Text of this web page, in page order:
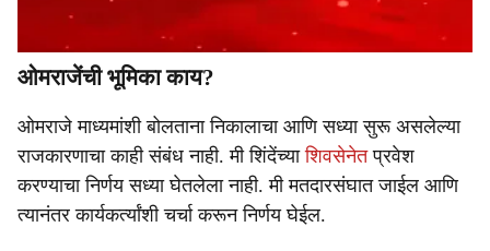
ओमराजेंची भूमिका काय?
ओमराजे माध्यमांशी बोलताना निकालाचा आणि सध्या सुरू असलेल्या
राजकारणाचा काही संबंध नाही. मी शिंदेंच्याशिवसेनेतप्रवेश
करण्याचा निर्णय सध्या घेतलेला नाही. मी मतदारसंघात जाईल आणि
त्यानंतर कार्यकर्त्यांशी चर्चा करून निर्णय घेईल.